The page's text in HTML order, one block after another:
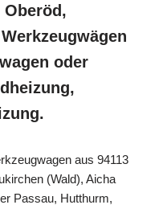
oder
aus 94113
(Wald), Aicha
Passau, Hutthurm,